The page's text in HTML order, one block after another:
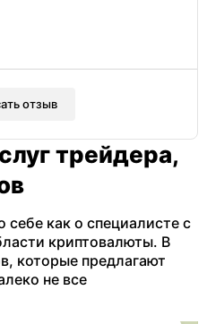
отзыв
трейдера,
себе как о специалисте с
криптовалюты. В
которые предлагают
не все